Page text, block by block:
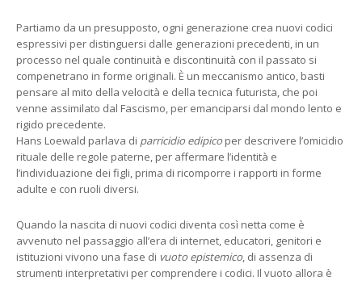
Partiamo da un presupposto, ogni generazione crea nuovi codici
espressivi per distinguersi dalle generazioni precedenti, in un
processo nel quale continuità e discontinuità con il passato si
compenetrano in forme originali. È un meccanismo antico, basti
pensare al mito della velocità e della tecnica futurista, che poi
venne assimilato dal Fascismo, per emanciparsi dal mondo lento e
rigido precedente.
Hans Loewald parlava di parricidio edipico per descrivere l’omicidio
rituale delle regole paterne, per affermare l’identità e
l’individuazione dei figli, prima di ricomporre i rapporti in forme
adulte e con ruoli diversi.
Quando la nascita di nuovi codici diventa così netta come è
avvenuto nel passaggio all’era di internet, educatori, genitori e
istituzioni vivono una fase di vuoto epistemico, di assenza di
strumenti interpretativi per comprendere i codici. Il vuoto allora è